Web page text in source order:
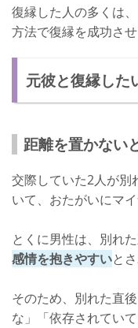
復縁した人の多くは
方法で復縁を成功させ
元彼と復縁した
距離を置かない
交際していた2人が別
いて、おたがいにマ
とくに男性は、別れ
感情を抱きやすいと
そのため、別れた直
な」「依存されてい